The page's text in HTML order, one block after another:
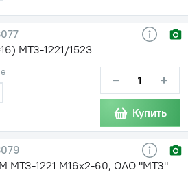
МТЗ-1221/1523
− +
Купить
МТЗ-1221 М16х2-60, ОАО "МТЗ"